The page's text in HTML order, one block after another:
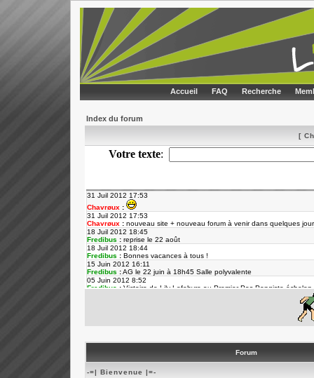
Accueil FAQ Recherche
Index du forum
[
Forum
-=| Bienvenue |=-